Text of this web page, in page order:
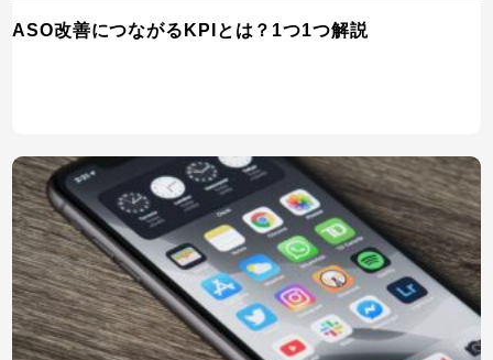
ASO改善につながるKPIとは？1つ1つ解説